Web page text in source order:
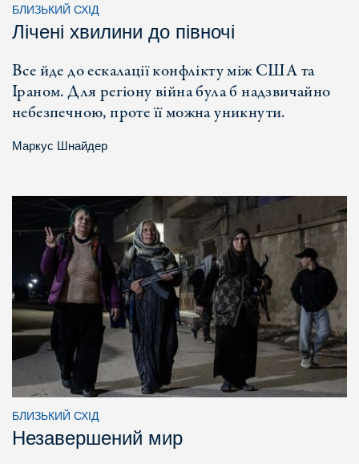
БЛИЗЬКИЙ СХІД
Лічені хвилини до півночі
Все йде до ескалації конфлікту між США та
Іраном. Для регіону війна була б надзвичайно
небезпечною, проте її можна уникнути.
Маркус Шнайдер
БЛИЗЬКИЙ СХІД
Незавершений мир